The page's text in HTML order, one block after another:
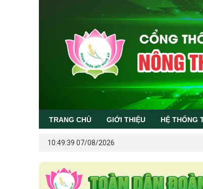
TRANG CHỦ GIỚI THIỆU HỆ THỐNG
10:49:39 07/08/2026